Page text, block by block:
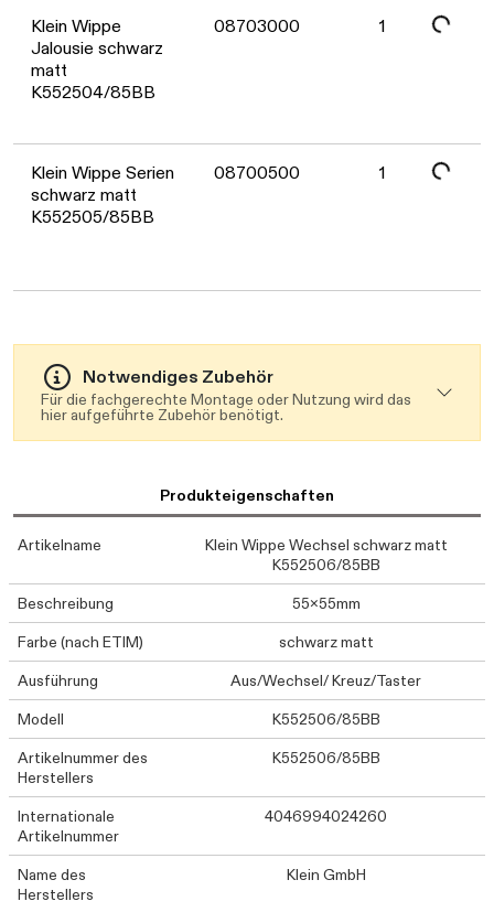
Klein Wippe
Jalousie schwarz
matt
K552504/85BB
08703000 1
Daten werden geladen. Bitte warten...
Klein Wippe Serien
schwarz matt
K552505/85BB
08700500 1
Daten werden geladen. Bitte warten...
Notwendiges Zubehör
Für die fachgerechte Montage oder Nutzung wird das
hier aufgeführte Zubehör benötigt.
Produkteigenschaften
Artikelname
Klein Wippe Wechsel schwarz matt
K552506/85BB
Beschreibung
55x55mm
Farbe (nach ETIM)
schwarz matt
Ausführung
Aus/Wechsel/ Kreuz/Taster
Modell
K552506/85BB
Artikelnummer des
Herstellers
K552506/85BB
Internationale
Artikelnummer
4046994024260
Name des
Herstellers
Klein GmbH